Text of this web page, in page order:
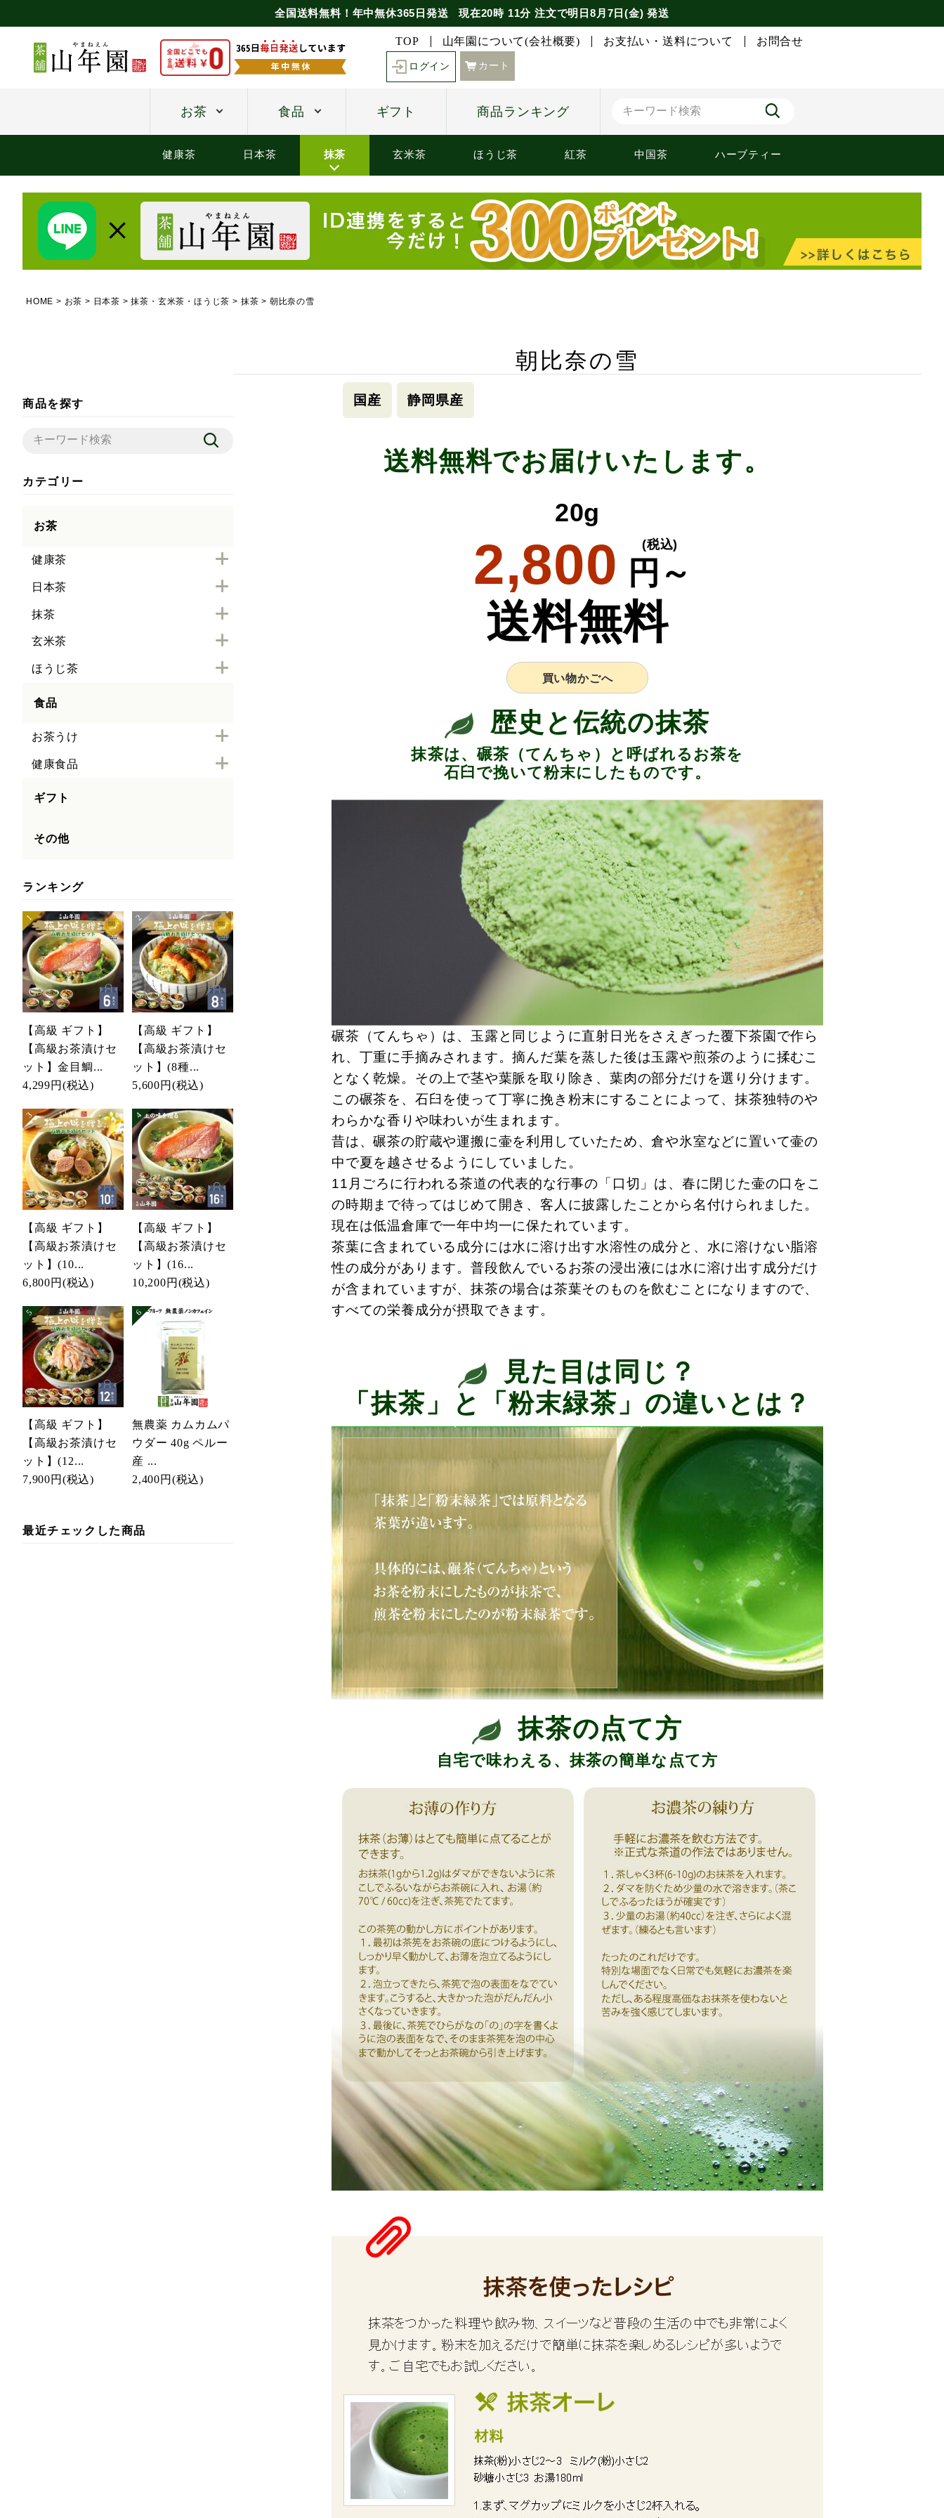
全国送料無料！年中無休365日発送 現在20時 11分 注文で明日8月7日(金) 発送
TOP 山年園について(会社概要) お支払い・送料について お問合せ
ログイン カート
お茶 食品 ギフト 商品ランキング
健康茶 日本茶 抹茶 玄米茶 ほうじ茶 紅茶 中国茶 ハーブティー
HOME お茶 日本茶 抹茶・玄米茶・ほうじ茶 抹茶 朝比奈の雪
商品を探す
カテゴリー
お茶
健康茶
日本茶
抹茶
玄米茶
ほうじ茶
食品
お茶うけ
健康食品
ギフト
その他
ランキング
【高級 ギフト】
【高級お茶漬けセ
ット】金目鯛...
4,299円 (税込)
【高級 ギフト】
【高級お茶漬けセ
ット】(8種...
5,600円 (税込)
【高級 ギフト】
【高級お茶漬けセ
ット】(10...
6,800円 (税込)
【高級 ギフト】
【高級お茶漬けセ
ット】(16...
10,200円 (税込)
【高級 ギフト】
【高級お茶漬けセ
ット】(12...
7,900円 (税込)
無農薬 カムカムパ
ウダー 40g ペルー
産 ...
2,400円 (税込)
最近チェックした商品
朝比奈の雪
国産 静岡県産
送料無料でお届けいたします。
20g
2,800 円～
(税込)
送料無料
買い物かごへ
歴史と伝統の抹茶
抹茶は、碾茶（てんちゃ）と呼ばれるお茶を
石臼で挽いて粉末にしたものです。
碾茶（てんちゃ）は、玉露と同じように直射日光をさえぎった覆下茶園で作ら
れ、丁重に手摘みされます。摘んだ葉を蒸した後は玉露や煎茶のように揉むこ
となく乾燥。その上で茎や葉脈を取り除き、葉肉の部分だけを選り分けます。
この碾茶を、石臼を使って丁寧に挽き粉末にすることによって、抹茶独特のや
わらかな香りや味わいが生まれます。
昔は、碾茶の貯蔵や運搬に壷を利用していたため、倉や氷室などに置いて壷の
中で夏を越させるようにしていました。
11月ごろに行われる茶道の代表的な行事の「口切」は、春に閉じた壷の口をこ
の時期まで待ってはじめて開き、客人に披露したことから名付けられました。
現在は低温倉庫で一年中均一に保たれています。
茶葉に含まれている成分には水に溶け出す水溶性の成分と、水に溶けない脂溶
性の成分があります。普段飲んでいるお茶の浸出液には水に溶け出す成分だけ
が含まれていますが、抹茶の場合は茶葉そのものを飲むことになりますので、
すべての栄養成分が摂取できます。
見た目は同じ？
「抹茶」と「粉末緑茶」の違いとは？
抹茶の点て方
自宅で味わえる、抹茶の簡単な点て方